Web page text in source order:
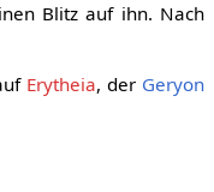
Blitz auf ihn. Nach
Erytheia, der Geryon